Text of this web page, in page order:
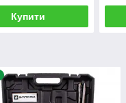
Купити